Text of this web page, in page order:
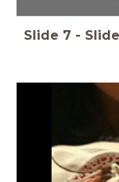
Slide 7 - Slide